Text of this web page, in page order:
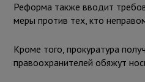
Реформа также вводит
меры против тех, кто
Кроме того, прокуратура
правоохранителей обяжут